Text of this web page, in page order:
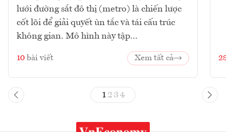
lưới đường sắt đô thị (metro) là chiến lược
cốt lõi để giải quyết ùn tắc và tái cấu trúc
không gian. Mô hình này tập...
10 bài viết Xem tất cả
1 23 4